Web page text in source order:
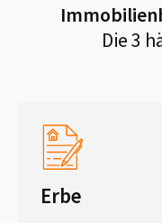
Die 3
Erbe